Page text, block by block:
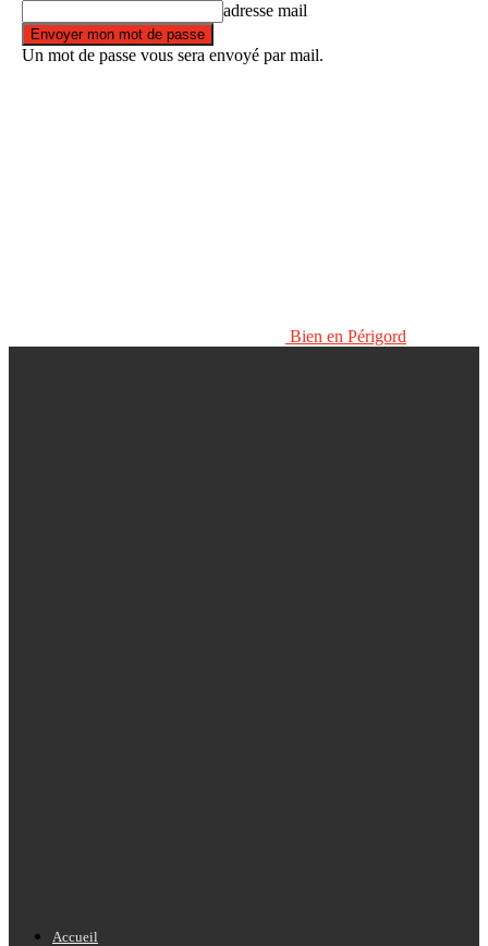
adresse mail
Un mot de passe vous sera envoyé par mail.
Bien en Périgord
Accueil